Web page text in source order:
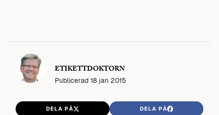
ETIKETTDOKTORN
Publicerad 18 jan 2015
DELA PÅ DELA PÅ